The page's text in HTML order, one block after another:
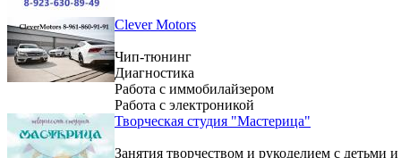
Clever Motors
Чип-тюнинг
Диагностика
Работа с иммобилайзером
Работа с электроникой
Творческая студия "Мастерица"
Занятия творчеством и рукоделием с детьми